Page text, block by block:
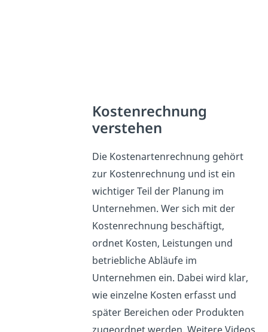
Kostenrechnung
verstehen
Die Kostenartenrechnung gehört
zur Kostenrechnung und ist ein
wichtiger Teil der Planung im
Unternehmen. Wer sich mit der
Kostenrechnung beschäftigt,
ordnet Kosten, Leistungen und
betriebliche Abläufe im
Unternehmen ein. Dabei wird klar,
wie einzelne Kosten erfasst und
später Bereichen oder Produkten